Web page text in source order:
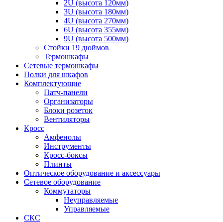
2U (высота 120мм)
3U (высота 180мм)
4U (высота 270мм)
6U (высота 355мм)
9U (высота 500мм)
Стойки 19 дюймов
Термошкафы
Сетевые термошкафы
Полки для шкафов
Комплектующие
Патч-панели
Организаторы
Блоки розеток
Вентиляторы
Кросс
Амфенолы
Инструменты
Кросс-боксы
Плинты
Оптическое оборудование и аксессуары
Сетевое оборудование
Коммутаторы
Неуправляемые
Управляемые
СКС